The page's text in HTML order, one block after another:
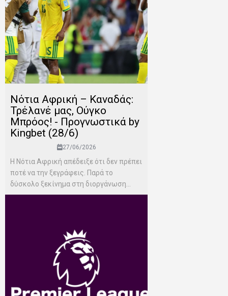
Νότια Αφρική – Καναδάς:
Τρέλανέ μας, Ούγκο
Μπρόος! - Προγνωστικά by
Kingbet (28/6)
27/06/2026
Η Νότια Αφρική απέδειξε ότι δεν πρέπει
ποτέ να την ξεγράφεις. Παρά το
δύσκολο ξεκίνημα στη διοργάνωση...